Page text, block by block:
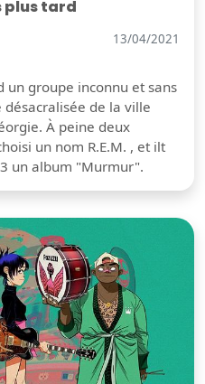
plus tard
13/04/2021
un groupe inconnu et sans
de la ville
À peine deux
un nom R.E.M. , et ilt
un album "Murmur".